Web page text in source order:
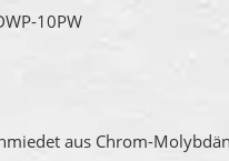
10PW
aus Chrom-